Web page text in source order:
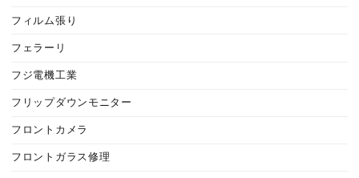
フィルム張り
フェラーリ
フジ電機工業
フリップダウンモニター
フロントカメラ
フロントガラス修理